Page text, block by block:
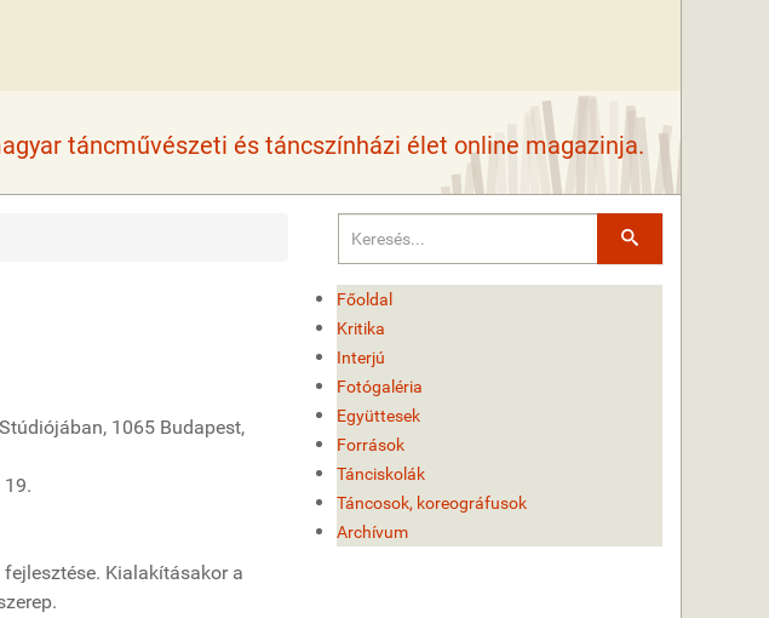
táncművészeti és táncszínházi élet online magazinja.
1065 Budapest,
19.
Kialakításakor a
Keresés
Főoldal
Kritika
Interjú
Fotógaléria
Együttesek
Források
Tánciskolák
Táncosok, koreográfusok
Archívum